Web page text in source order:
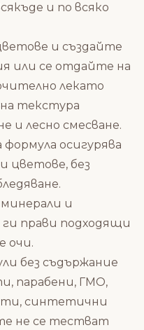
и по всяко
и създайте
или се отдайте на
лекато
текстура
и лесно смесване.
осигурява
цветове, без
и
прави подходящи
очи.
без съдържание
парабени, ГМО,
синтетични
не се тестват